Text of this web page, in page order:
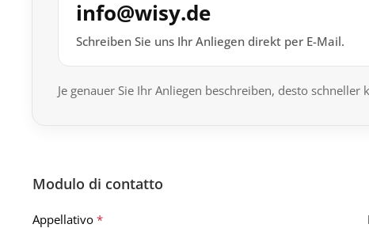
info@wisy.de
Schreiben Sie uns Ihr Anliegen direkt per E-Mail.
Je genauer Sie Ihr Anliegen beschreiben, desto
Modulo di contatto
Appellativo *